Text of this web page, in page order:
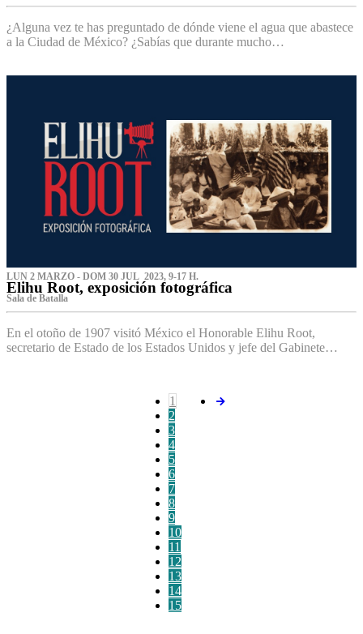
¿Alguna vez te has preguntado de dónde viene el agua que abastece
a la Ciudad de México? ¿Sabías que durante mucho…
LUN 2 MARZO - DOM 30 JUL 2023, 9-17 H.
Elihu Root, exposición fotográfica
Sala de Batalla
En el otoño de 1907 visitó México el Honorable Elihu Root,
secretario de Estado de los Estados Unidos y jefe del Gabinete…
1
2
3
4
5
6
7
8
9
10
11
12
13
14
15